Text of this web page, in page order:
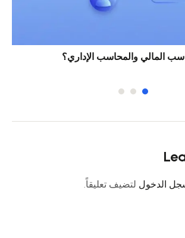
المالي والمحاسب الإداري؟
الدخول لتضيف تعليقاً.